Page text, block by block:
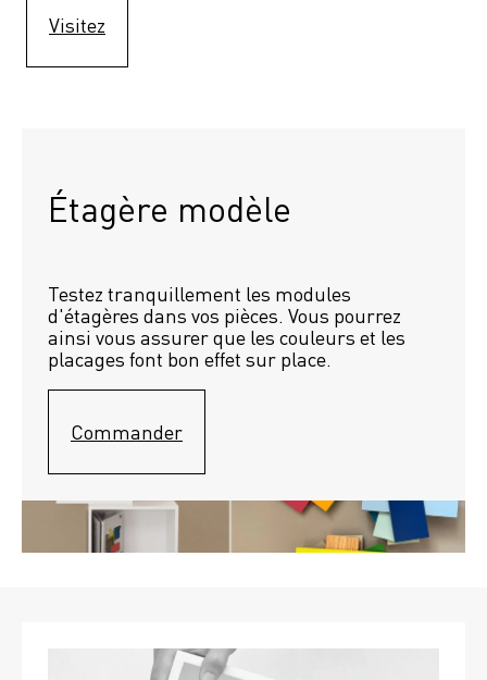
Visitez
Étagère modèle
Testez tranquillement les modules
d'étagères dans vos pièces. Vous pourrez
ainsi vous assurer que les couleurs et les
placages font bon effet sur place.
Commander